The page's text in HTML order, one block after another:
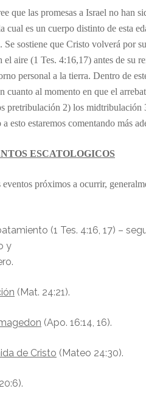
que las promesas a Israel no han
cual es un cuerpo distinto de esta
Se sostiene que Cristo volverá por
el aire (1 Tes. 4:16,17) antes de su
personal a la tierra. Dentro de
cuanto al momento en que el
pretribulación 2) los midtribulación
esto estaremos comentando más
ESCATOLOGICOS
próximos a ocurrir,
(1 Tes. 4:16, 17) –
y
(Mat. 24:21).
(Apo. 16:14, 16).
de Cristo (Mateo 24:30).